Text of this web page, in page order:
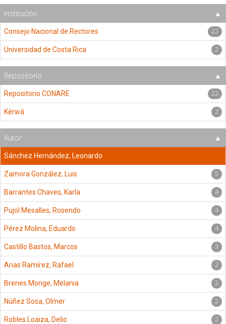
Institución
Consejo Nacional de Rectores 22
Universidad de Costa Rica 2
Repositorio
Repositorio CONARE 22
Kérwá 2
Autor
Sánchez Hernández, Leonardo
Zamora González, Luis 5
Barrantes Chaves, Karla 4
Pujol Mesalles, Rosendo 4
Pérez Molina, Eduardo 4
Castillo Bastos, Marcos 3
Arias Ramírez, Rafael 2
Brenes Monge, Melania 2
Núñez Sosa, Olmer 2
Robles Loaiza, Delio 2